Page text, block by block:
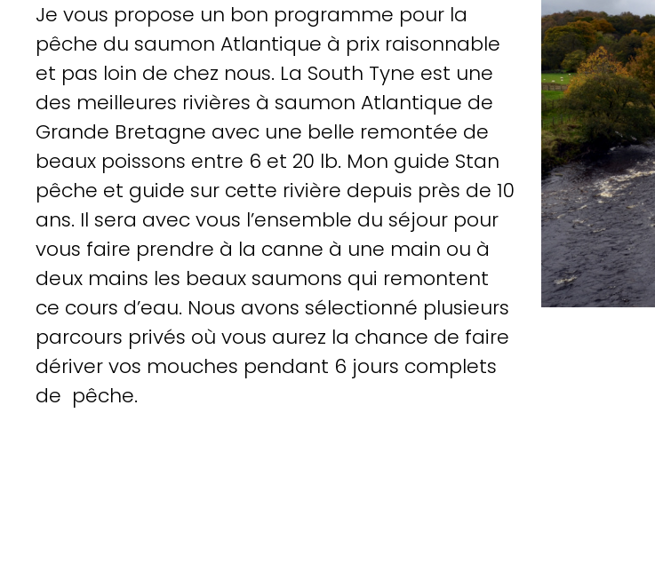
Je vous propose un bon programme pour la
pêche du saumon Atlantique à prix raisonnable
et pas loin de chez nous. La South Tyne est une
des meilleures rivières à saumon Atlantique de
Grande Bretagne avec une belle remontée de
beaux poissons entre 6 et 20 lb. Mon guide Stan
pêche et guide sur cette rivière depuis près de 10
ans. Il sera avec vous l’ensemble du séjour pour
vous faire prendre à la canne à une main ou à
deux mains les beaux saumons qui remontent
ce cours d’eau. Nous avons sélectionné plusieurs
parcours privés où vous aurez la chance de faire
dériver vos mouches pendant 6 jours complets
de pêche.